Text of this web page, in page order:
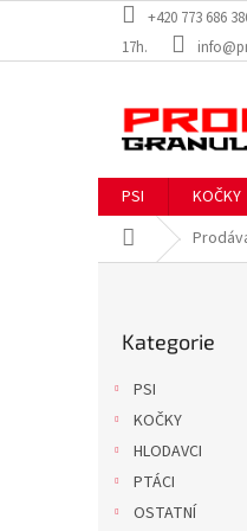
obsah
+420 773 686
17h.
PSI KOČKY
Domů
kategorie
Kategorie
PSI
KOČKY
HLODAVCI
PTÁCI
OSTATNÍ